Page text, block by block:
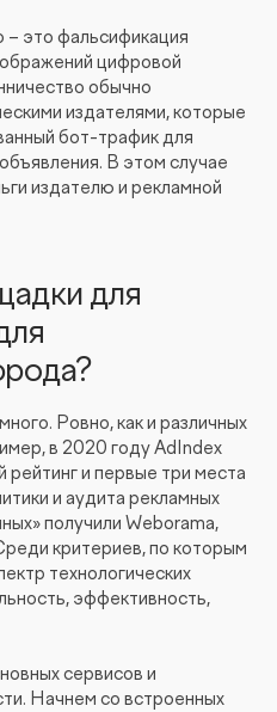
это фальсификация
цифровой
обычно
издателями, которые
бот-трафик для
В этом случае
издателю и рекламной
для
Ровно, как и различных
в 2020 году AdIndex
рейтинг и первые три места
и аудита рекламных
получили Weborama,
критериев, по которым
технологических
эффективность,
сервисов и
Начнем со встроенных